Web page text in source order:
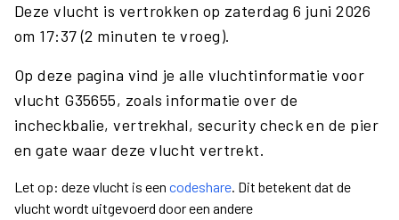
Deze vlucht is vertrokken op zaterdag 6 juni 2026
om 17:37 (2 minuten te vroeg).
Op deze pagina vind je alle vluchtinformatie voor
vlucht G35655, zoals informatie over de
incheckbalie, vertrekhal, security check en de pier
en gate waar deze vlucht vertrekt.
Let op: deze vlucht is een codeshare. Dit betekent dat de
vlucht wordt uitgevoerd door een andere